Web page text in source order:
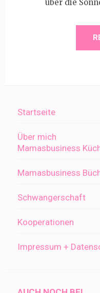
über die
Startseite
Über mich
Mamasbusiness
Mamasbusiness
Schwangerschaft
Kooperationen
Impressum +